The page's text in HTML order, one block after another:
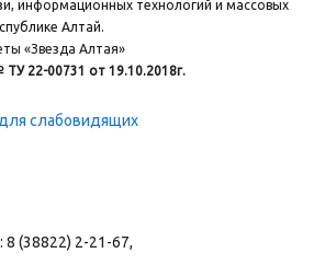
информационных технологий и массовых
Алтай.
«Звезда Алтая»
22-00731 от 19.10.2018г.
слабовидящих
8 (38822) 2-21-67,